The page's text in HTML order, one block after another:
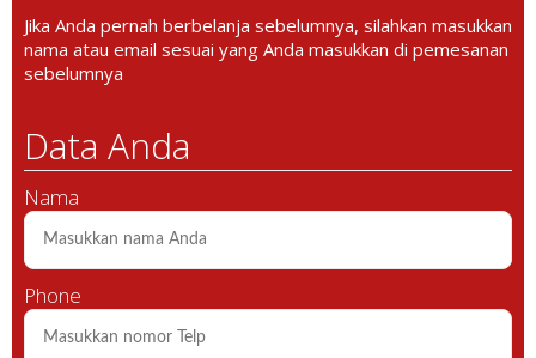
Jika Anda pernah berbelanja sebelumnya, silahkan masukkan
nama atau email sesuai yang Anda masukkan di pemesanan
sebelumnya
Data Anda
Nama
Phone